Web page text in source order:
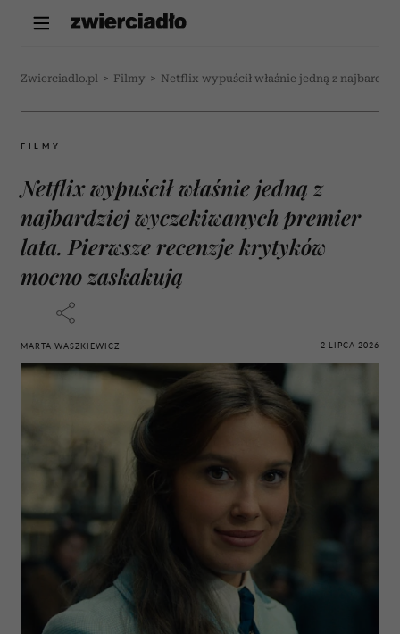
Zwierciadlo.pl > Filmy > Netflix wypuścił właśnie jedną z
FILMY
Netflix wypuścił właśnie jedną z
najbardziej wyczekiwanych premier
lata. Pierwsze recenzje krytyków
mocno zaskakują
MARTA WASZKIEWICZ 2 LIPCA 2026